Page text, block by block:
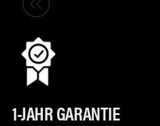
1-JAHR GARANTIE